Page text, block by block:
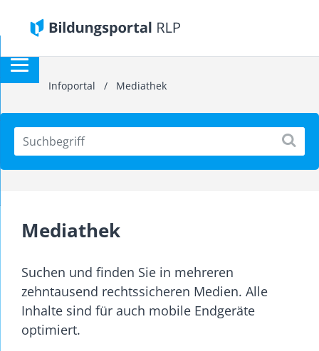
Infoportal / Mediathek
Mediathek
Suchen und finden Sie in mehreren
zehntausend rechtssicheren Medien. Alle
Inhalte sind für auch mobile Endgeräte
optimiert.